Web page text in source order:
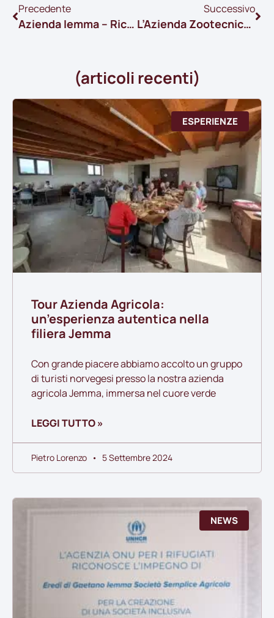
Precedente
Azienda Iemma – Ricerca E Innovazione
Successivo
L’Azienda Zootecnica Iemma Nel Contesto Ambientale
(articoli recenti)
ESPERIENZE
Tour Azienda Agricola:
un’esperienza autentica nella
filiera Jemma
Con grande piacere abbiamo accolto un gruppo
di turisti norvegesi presso la nostra azienda
agricola Jemma, immersa nel cuore verde
LEGGI TUTTO »
Pietro Lorenzo 5 Settembre 2024
NEWS